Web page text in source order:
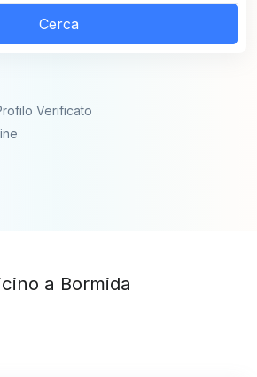
Cerca
Verificato
a Bormida